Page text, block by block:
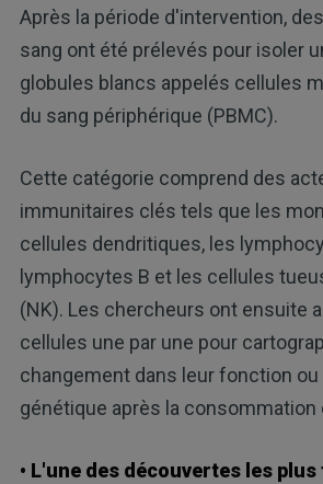
Après la période d'intervention,
sang ont été prélevés pour isoler
globules blancs appelés cellules
du sang périphérique (PBMC).
Cette catégorie comprend des
immunitaires clés tels que les
cellules dendritiques, les
lymphocytes B et les cellules
(NK). Les chercheurs ont ensuite
cellules une par une pour
changement dans leur fonction
génétique après la consommation
• L'une des découvertes les